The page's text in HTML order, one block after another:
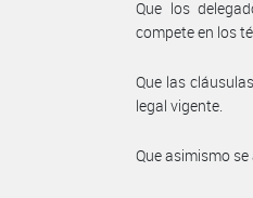
Que los
compete en los
Que las
legal vigente.
Que asimismo